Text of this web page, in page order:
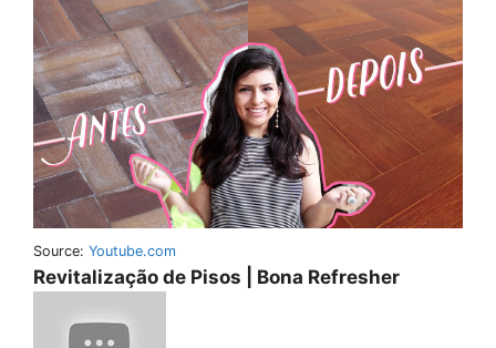
Source: Youtube.com
Revitalização de Pisos | Bona Refresher